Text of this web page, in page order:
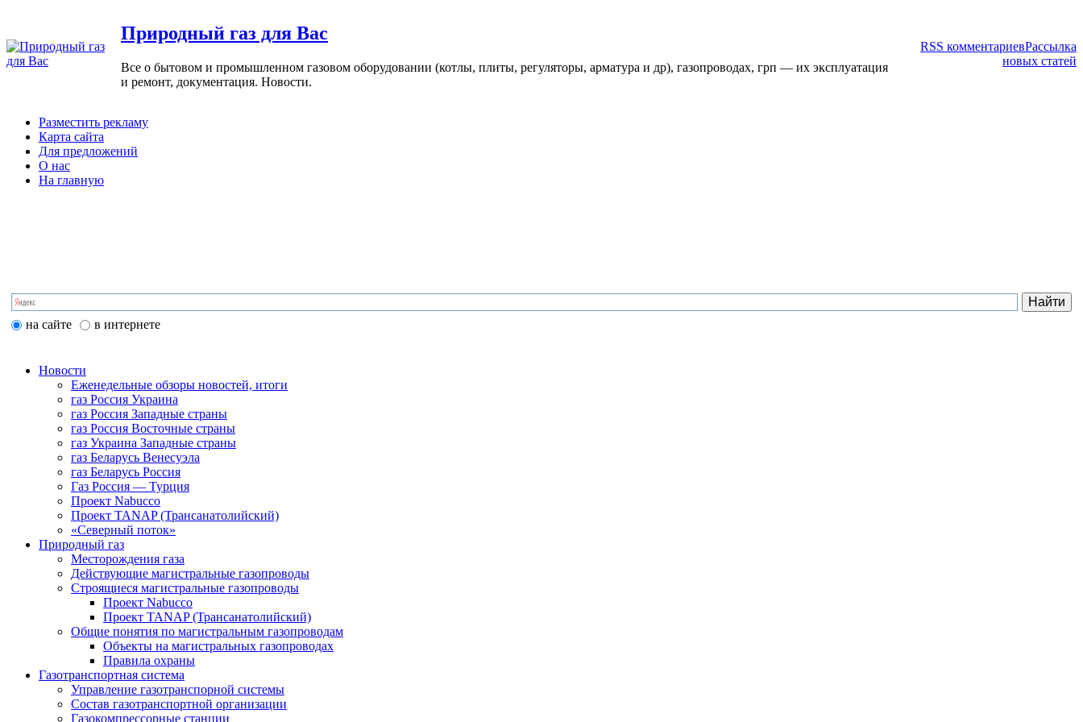
Природный газ для Вас
Все о бытовом и промышленном газовом оборудовании (котлы, плиты, регуляторы, арматура и др), газопроводах, грп — их эксплуатация
и ремонт, документация. Новости.
RSS комментариевРассылка
новых статей
Разместить рекламу
Карта сайта
Для предложений
О нас
На главную
на сайте в интернете
Новости
Еженедельные обзоры новостей, итоги
газ Россия Украина
газ Россия Западные страны
газ Россия Восточные страны
газ Украина Западные страны
газ Беларусь Венесуэла
газ Беларусь Россия
Газ Россия — Турция
Проект Nabucco
Проект TANAP (Трансанатолийский)
«Северный поток»
Природный газ
Месторождения газа
Действующие магистральные газопроводы
Строящиеся магистральные газопроводы
Проект Nabucco
Проект TANAP (Трансанатолийский)
Общие понятия по магистральным газопроводам
Объекты на магистральных газопроводах
Правила охраны
Газотранспортная система
Управление газотранспорной системы
Состав газотранспортной организации
Газокомпрессорные станции